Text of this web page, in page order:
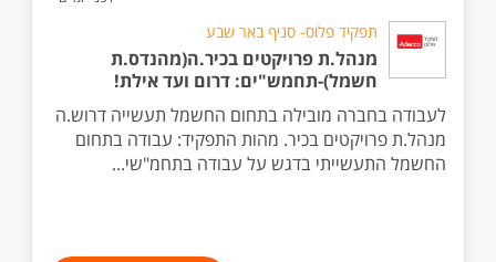
תפקיד פלוס- סניף באר שבע
מנהל.ת פרויקטים בכיר.ה(מהנדס.ת
חשמל)-תחמש"ים: דרום ועד אילת!
לעבודה בחברה מובילה בתחום החשמל תעשייה דרוש.ה
מנהל.ת פרויקטים בכיר. מהות התפקיד: עבודה בתחום
החשמל התעשייתי בדגש על עבודה בתחמ"שי...